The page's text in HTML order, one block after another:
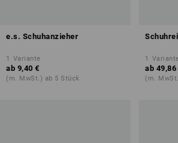
e.s. Schuhanzieher
1 Variante
ab 9,40 €
(m. MwSt.) ab 5 Stück
1
ab 49,86
(m.